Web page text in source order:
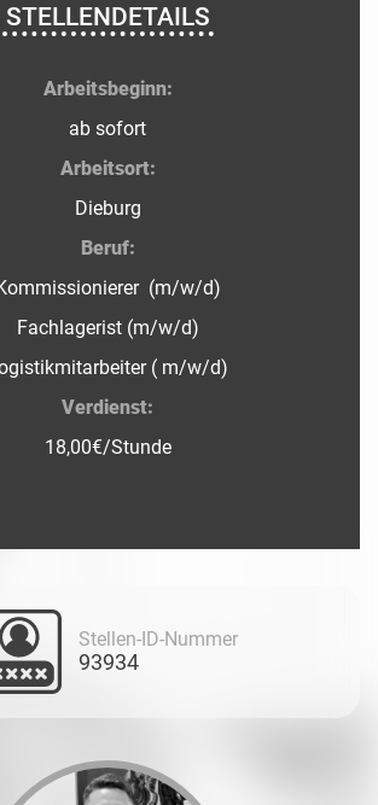
STELLENDETAILS
Arbeitsbeginn:
ab sofort
Arbeitsort:
Dieburg
Beruf:
(m/w/d)
Fachlagerist (m/w/d)
( m/w/d)
Verdienst:
18,00€/Stunde
Stellen-ID-Nummer
93934